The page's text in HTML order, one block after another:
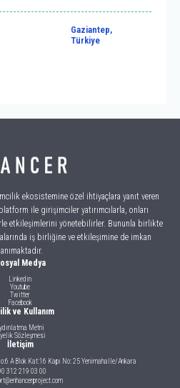
Gaziantep,
Türkiye
ekosistemine özel ihtiyaçlara yanıt veren
ile girişimciler yatırımcılarla, onları
etkileşimlerini yönetebilirler. Bununla birlikte
iş birliğine ve etkileşimine de imkan
Medya
Linkedin
Youtube
Twitter
Facebook
ve Kullanım
Metni
Sözleşmesi
İletişim
A Blok Kat:16 Kapı No: 25 Yenimahalle/Ankara
312 219 03 00